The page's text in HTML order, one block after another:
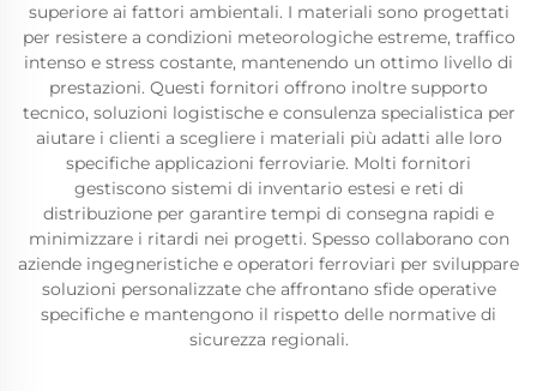
superiore ai fattori ambientali. I materiali sono progettati
per resistere a condizioni meteorologiche estreme, traffico
intenso e stress costante, mantenendo un ottimo livello di
prestazioni. Questi fornitori offrono inoltre supporto
tecnico, soluzioni logistische e consulenza specialistica per
aiutare i clienti a scegliere i materiali più adatti alle loro
specifiche applicazioni ferroviarie. Molti fornitori
gestiscono sistemi di inventario estesi e reti di
distribuzione per garantire tempi di consegna rapidi e
minimizzare i ritardi nei progetti. Spesso collaborano con
aziende ingegneristiche e operatori ferroviari per sviluppare
soluzioni personalizzate che affrontano sfide operative
specifiche e mantengono il rispetto delle normative di
sicurezza regionali.